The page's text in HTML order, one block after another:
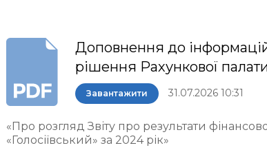
Доповнення до
рішення Рахункової
Завантажити 31.07.2026 10:31
«Про розгляд Звіту про результати
«Голосіївський» за 2024 рік»